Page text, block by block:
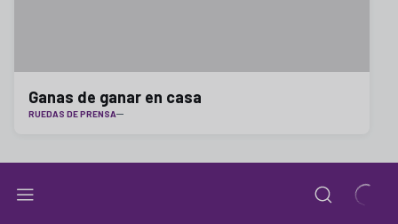
Ganas de ganar en casa
RUEDAS DE PRENSA